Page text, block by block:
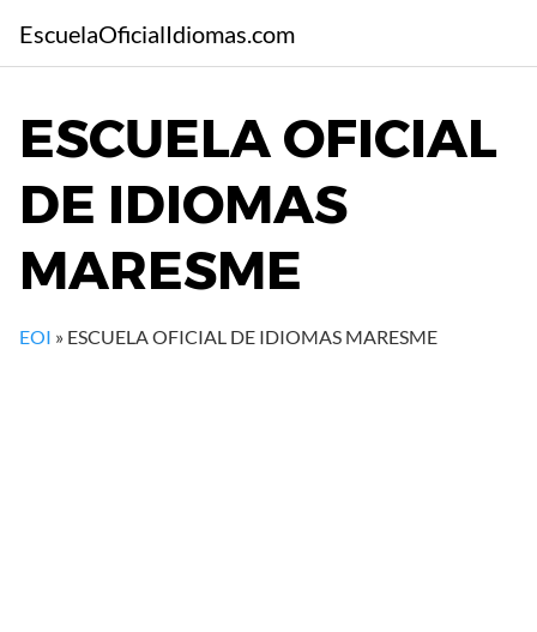
l
EscuelaOficialIdiomas.com
ESCUELA OFICIAL
DE IDIOMAS
MARESME
EOI » ESCUELA OFICIAL DE IDIOMAS MARESME